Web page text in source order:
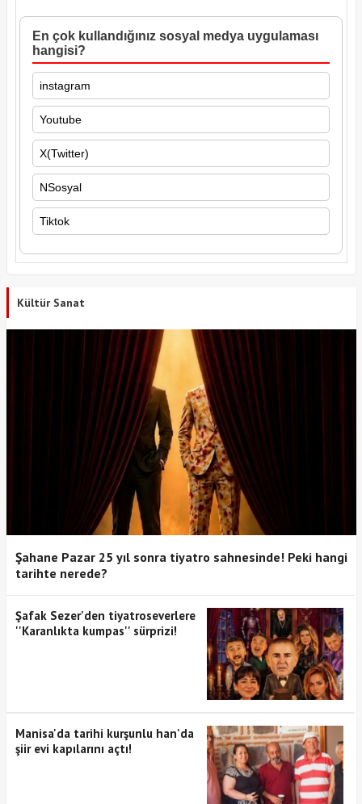
En çok kullandığınız sosyal medya uygulaması
hangisi?
instagram
Youtube
X(Twitter)
NSosyal
Tiktok
Kültür Sanat
Şahane Pazar 25 yıl sonra tiyatro sahnesinde! Peki hangi
tarihte nerede?
Şafak Sezer'den tiyatroseverlere
''Karanlıkta kumpas'' sürprizi!
Manisa'da tarihi kurşunlu han'da
şiir evi kapılarını açtı!